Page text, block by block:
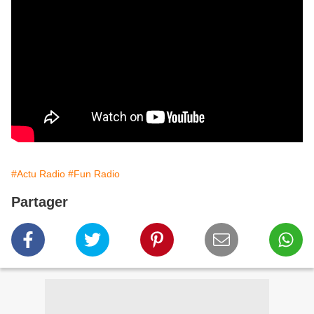
#Actu Radio #Fun Radio
Partager